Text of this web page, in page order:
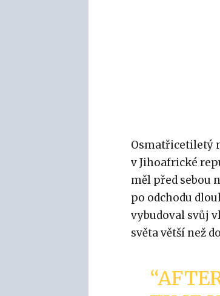
Osmatřicetiletý
v Jihoafrické
měl před sebou
po odchodu
vybudoval svůj
světa větší než